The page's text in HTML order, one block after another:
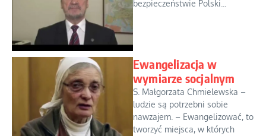
bezpieczeństwie Polski...
Ewangelizacja w
wymiarze socjalnym
S. Małgorzata Chmielewska –
ludzie są potrzebni sobie
nawzajem. – Ewangelizować, to
tworzyć miejsca, w których